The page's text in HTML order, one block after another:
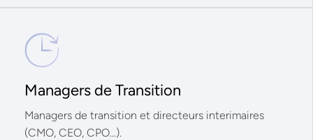
Managers de Transition
Managers de transition et directeurs interimaires
(CMO, CEO, CPO…).